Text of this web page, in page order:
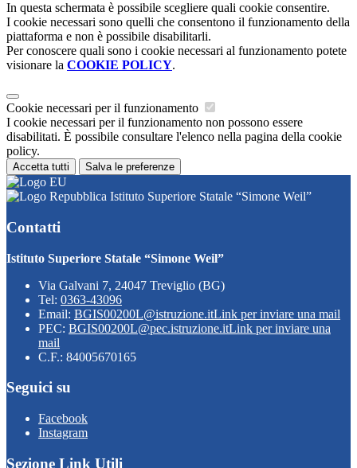
In questa schermata è possibile scegliere quali cookie consentire.
I cookie necessari sono quelli che consentono il funzionamento della
piattaforma e non è possibile disabilitarli.
Per conoscere quali sono i cookie necessari al funzionamento potete
visionare la COOKIE POLICY.
Cookie necessari per il funzionamento
I cookie necessari per il funzionamento non possono essere
disabilitati. È possibile consultare l'elenco nella pagina della cookie
policy.
Accetta tutti Salva le preferenze
Istituto Superiore Statale “Simone Weil”
Contatti
Istituto Superiore Statale “Simone Weil”
Via Galvani 7, 24047 Treviglio (BG)
Tel: 0363-43096
Email: BGIS00200L@istruzione.itLink per inviare una mail
PEC: BGIS00200L@pec.istruzione.itLink per inviare una
mail
C.F.: 84005670165
Seguici su
Facebook
Instagram
Sezione Link Utili